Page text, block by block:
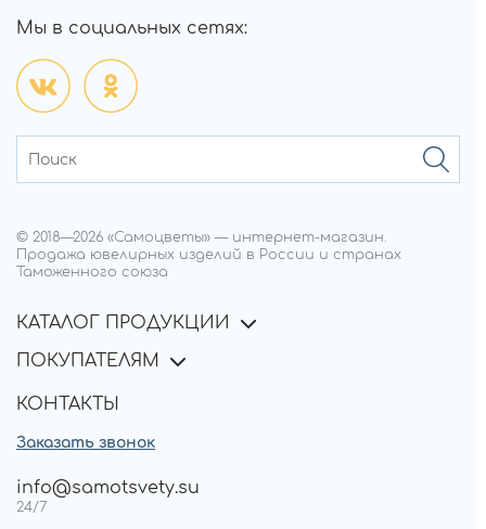
Мы в социальных сетях:
© 2018—2026 «Самоцветы» — интернет-магазин.
Продажа ювелирных изделий в России и странах
Таможенного союза
КАТАЛОГ ПРОДУКЦИИ
ПОКУПАТЕЛЯМ
КОНТАКТЫ
Заказать звонок
info@samotsvety.su
24/7